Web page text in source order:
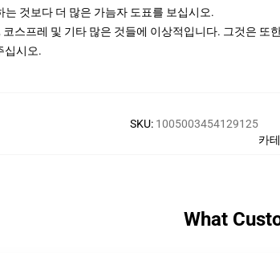
는 것보다 더 많은 가늠자 도표를 보십시오.
코스프레 및 기타 많은 것들에 이상적입니다. 그것은
십시오.
SKU: 1005003454129125
카
What